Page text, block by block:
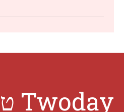
Twoday טודיי